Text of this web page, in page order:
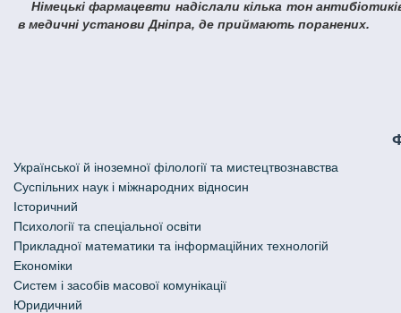
Німецькі фармацевти надіслали кілька тон антибіотиків, знеболювальних та інших медичних препаратів, які вже розподілені
в медичні установи Дніпра, де приймають поранених.
Української й іноземної філології та мистецтвознавства
Cуспільних наук і міжнародних відносин
Історичний
Психології та спеціальної освіти
Прикладної математики та інформаційних технологій
Економіки
Систем і засобів масової комунікації
Юридичний